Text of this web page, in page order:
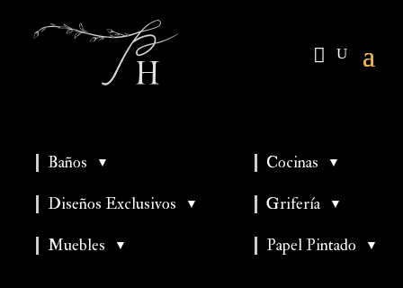
Baños ▼ Cocinas ▼
Diseños Exclusivos ▼ Grifería ▼
Muebles ▼ Papel Pintado ▼